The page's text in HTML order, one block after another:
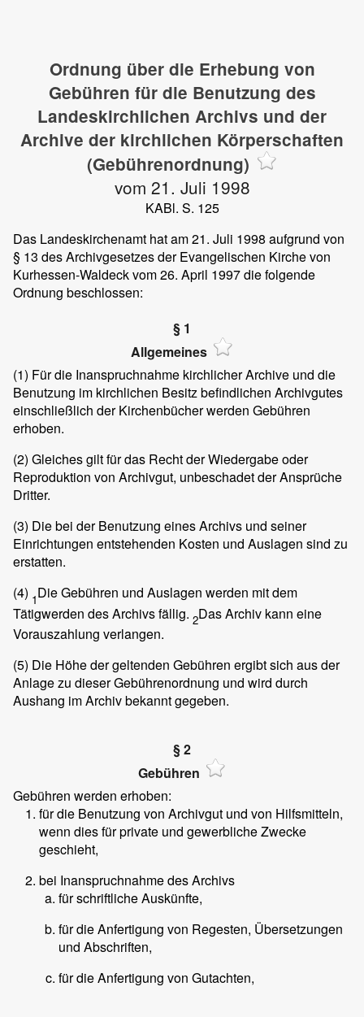
Ordnung über die Erhebung von
Gebühren für die Benutzung des
Landeskirchlichen Archivs und der
Archive der kirchlichen Körperschaften
(Gebührenordnung)
vom 21. Juli 1998
KABl. S. 125
Das Landeskirchenamt hat am 21. Juli 1998 aufgrund von
§ 13 des Archivgesetzes der Evangelischen Kirche von
Kurhessen-Waldeck vom 26. April 1997 die folgende
Ordnung beschlossen:
§ 1
Allgemeines
(1) Für die Inanspruchnahme kirchlicher Archive und die
Benutzung im kirchlichen Besitz befindlichen Archivgutes
einschließlich der Kirchenbücher werden Gebühren
erhoben.
(2) Gleiches gilt für das Recht der Wiedergabe oder
Reproduktion von Archivgut, unbeschadet der Ansprüche
Dritter.
(3) Die bei der Benutzung eines Archivs und seiner
Einrichtungen entstehenden Kosten und Auslagen sind zu
erstatten.
(4) 1Die Gebühren und Auslagen werden mit dem
Tätigwerden des Archivs fällig. 2Das Archiv kann eine
Vorauszahlung verlangen.
(5) Die Höhe der geltenden Gebühren ergibt sich aus der
Anlage zu dieser Gebührenordnung und wird durch
Aushang im Archiv bekannt gegeben.
§ 2
Gebühren
Gebühren werden erhoben:
für die Benutzung von Archivgut und von Hilfsmitteln,
wenn dies für private und gewerbliche Zwecke
geschieht,
bei Inanspruchnahme des Archivs
für schriftliche Auskünfte,
für die Anfertigung von Regesten, Übersetzungen
und Abschriften,
für die Anfertigung von Gutachten,